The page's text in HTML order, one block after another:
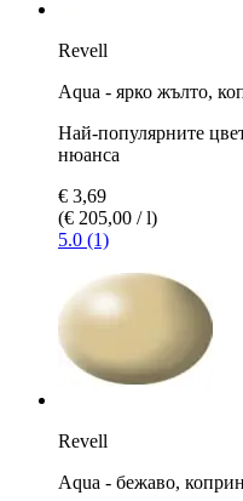
Revell
Aqua - ярко жълто,
Най-популярните
нюанса
€ 3,69
(€ 205,00 / l)
5.0 (1)
Revell
Aqua - бежаво,